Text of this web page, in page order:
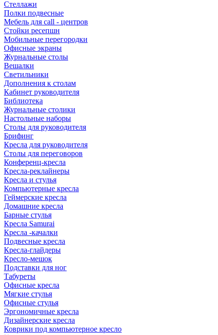
Стеллажи
Полки подвесные
Мебель для call - центров
Стойки ресепшн
Мобильные перегородки
Офисные экраны
Журнальные столы
Вешалки
Светильники
Дополнения к столам
Кабинет руководителя
Библиотека
Журнальные столики
Настольные наборы
Столы для руководителя
Брифинг
Кресла для руководителя
Столы для переговоров
Конференц-кресла
Кресла-реклайнеры
Кресла и стулья
Компьютерные кресла
Геймерские кресла
Домашние кресла
Барные стулья
Кресла Samurai
Кресла -качалки
Подвесные кресла
Кресла-глайдеры
Кресло-мешок
Подставки для ног
Табуреты
Офисные кресла
Мягкие стулья
Офисные стулья
Эргономичные кресла
Дизайнерские кресла
Коврики под компьютерное кресло